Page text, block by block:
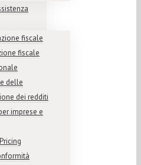
fiscale
fiscale
delle
dei redditi
imprese e